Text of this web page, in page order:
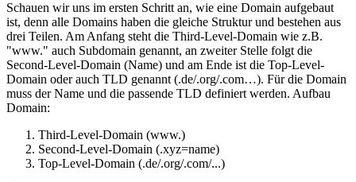
Schauen wir uns im ersten Schritt an, wie eine Domain aufgebaut
ist, denn alle Domains haben die gleiche Struktur und bestehen aus
drei Teilen. Am Anfang steht die Third-Level-Domain wie z.B.
"www." auch Subdomain genannt, an zweiter Stelle folgt die
Second-Level-Domain (Name) und am Ende ist die Top-Level-
Domain oder auch TLD genannt (.de/.org/.com…). Für die Domain
muss der Name und die passende TLD definiert werden. Aufbau
Domain:
Third-Level-Domain (www.)
Second-Level-Domain (.xyz=name)
Top-Level-Domain (.de/.org/.com/...)